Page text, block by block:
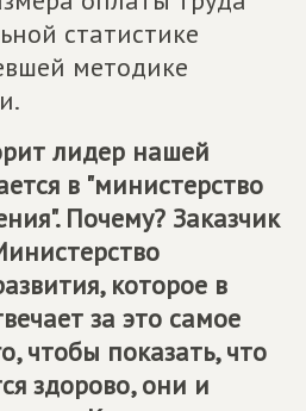
статистике
методике
лидер нашей
в "министерство
Почему? Заказчик
которое в
за это самое
чтобы показать, что
здорово, они и